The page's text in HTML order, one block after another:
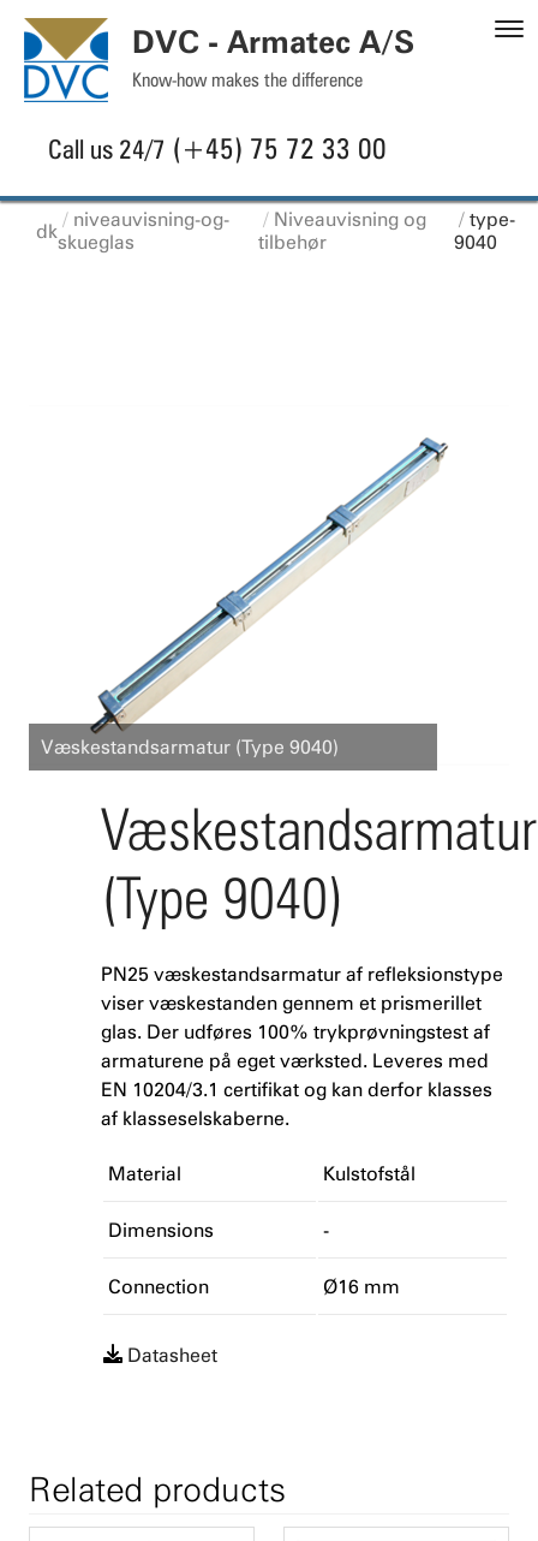
DVC - Armatec A/S
Know-how makes the difference
Call us 24/7 (+45) 75 72 33 00
dk
niveauvisning-og-
skueglas
Niveauvisning og
tilbehør
type-
9040
Væskestandsarmatur (Type 9040)
Væskestandsarmatur
(Type 9040)
PN25 væskestandsarmatur af refleksionstype
viser væskestanden gennem et prismerillet
glas. Der udføres 100% trykprøvningstest af
armaturene på eget værksted. Leveres med
EN 10204/3.1 certifikat og kan derfor klasses
af klasseselskaberne.
Material Kulstofstål
Dimensions -
Connection Ø16 mm
Datasheet
Related products